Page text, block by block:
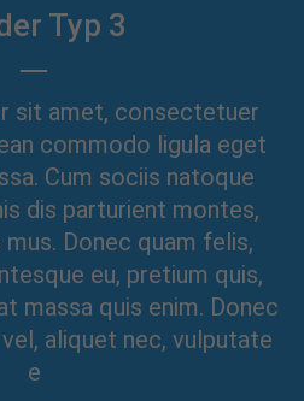
Typ 3
sit amet, consectetuer
commodo ligula eget
Cum sociis natoque
dis parturient montes,
Donec quam felis,
eu, pretium quis,
massa quis enim. Donec
aliquet nec, vulputate
e